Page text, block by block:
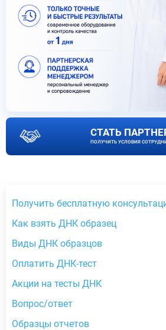
СТАТЬ
ПОЛУЧИТЬ УСЛОВИЯ
Получить бесплатную
Как взять ДНК образец
Виды ДНК образцов
Оплатить ДНК-тест
Акции на тесты ДНК
Вопрос/ответ
Образцы отчетов